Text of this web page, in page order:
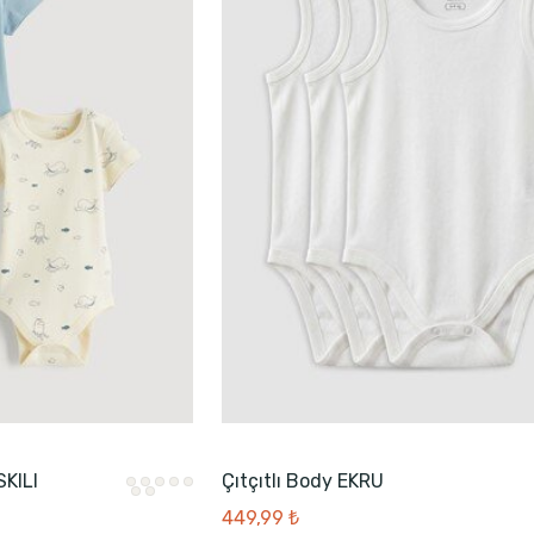
Çıtçıtlı Body EKRU
449,99 ₺